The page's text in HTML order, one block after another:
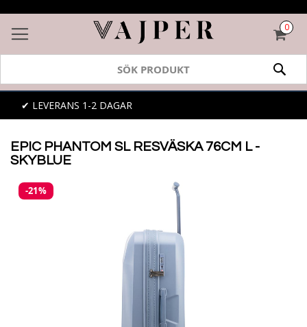
0
✔ 365 DAGAR ÖPPET KÖP
EPIC PHANTOM SL RESVÄSKA 76CM L -
SKYBLUE
Skip
to -21%